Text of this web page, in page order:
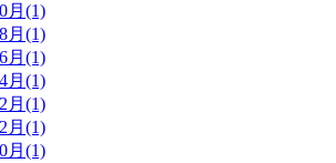
月(1)
月(1)
月(1)
月(1)
月(1)
月(1)
月(1)